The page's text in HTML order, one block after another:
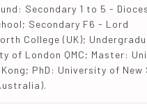
Secondary 1 to 5 -
Secondary F6 - Lord
College (UK);
of London QMC; Master:
PhD: University of New